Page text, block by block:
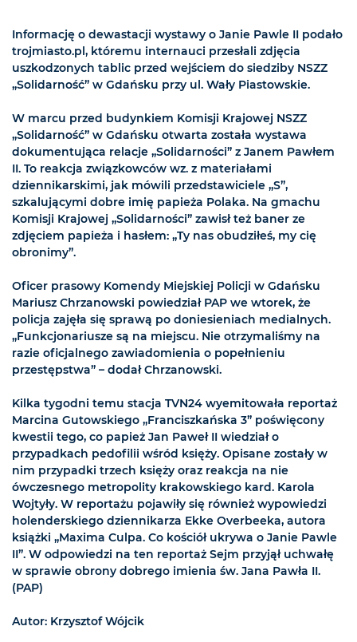
Informację o dewastacji wystawy o Janie Pawle II podało
trojmiasto.pl, któremu internauci przesłali zdjęcia
uszkodzonych tablic przed wejściem do siedziby NSZZ
„Solidarność” w Gdańsku przy ul. Wały Piastowskie.
W marcu przed budynkiem Komisji Krajowej NSZZ
„Solidarność” w Gdańsku otwarta została wystawa
dokumentująca relacje „Solidarności” z Janem Pawłem
II. To reakcja związkowców wz. z materiałami
dziennikarskimi, jak mówili przedstawiciele „S”,
szkalującymi dobre imię papieża Polaka. Na gmachu
Komisji Krajowej „Solidarności” zawisł też baner ze
zdjęciem papieża i hasłem: „Ty nas obudziłeś, my cię
obronimy”.
Oficer prasowy Komendy Miejskiej Policji w Gdańsku
Mariusz Chrzanowski powiedział PAP we wtorek, że
policja zajęła się sprawą po doniesieniach medialnych.
„Funkcjonariusze są na miejscu. Nie otrzymaliśmy na
razie oficjalnego zawiadomienia o popełnieniu
przestępstwa” – dodał Chrzanowski.
Kilka tygodni temu stacja TVN24 wyemitowała reportaż
Marcina Gutowskiego „Franciszkańska 3” poświęcony
kwestii tego, co papież Jan Paweł II wiedział o
przypadkach pedofilii wśród księży. Opisane zostały w
nim przypadki trzech księży oraz reakcja na nie
ówczesnego metropolity krakowskiego kard. Karola
Wojtyły. W reportażu pojawiły się również wypowiedzi
holenderskiego dziennikarza Ekke Overbeeka, autora
książki „Maxima Culpa. Co kościół ukrywa o Janie Pawle
II”. W odpowiedzi na ten reportaż Sejm przyjął uchwałę
w sprawie obrony dobrego imienia św. Jana Pawła II.
(PAP)
Autor: Krzysztof Wójcik